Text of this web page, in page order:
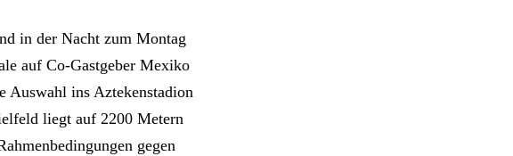
in der Nacht zum Montag
auf Co-Gastgeber Mexiko
Auswahl ins Aztekenstadion
liegt auf 2200 Metern
gegen